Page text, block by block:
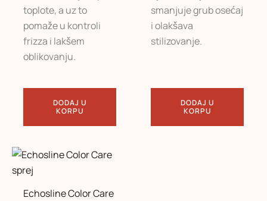
toplote, a uz to
pomaže u kontroli
frizza i lakšem
oblikovanju.
DODAJ U
KORPU
smanjuje grub osećaj
i olakšava
stilizovanje.
DODAJ U
KORPU
Echosline Color Care